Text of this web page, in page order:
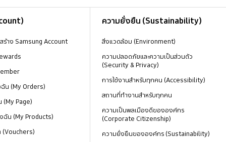
ร้าง Samsung Account
น (My Orders)
Page)
น (My Products)
ความยั่งยืน (Sustainability)
สิ่งแวดล้อม (Environment)
ความปลอดภัยและความเป็นส่วนตัว
(Security & Privacy)
การใช้งานสำหรับทุกคน (Accessibility)
สถานที่ทำงานสำหรับทุกคน
ความเป็นพลเมืองดีขององค์กร
(Corporate Citizenship)
ความยั่งยืนขององค์กร (Sustainability)